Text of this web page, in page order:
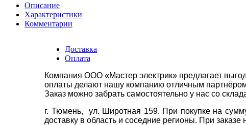
Описание
Характеристики
Комментарии
Доставка
Оплата
Компания ООО «Мастер электрик» предлагает
оплаты делают нашу компанию отличным
Заказ можно забрать самостоятельно у нас со
г. Тюмень, ул. Широтная 159. При покупке на
доставку в область и соседние регионы. При